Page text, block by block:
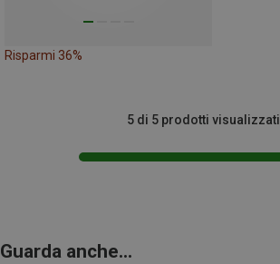
Risparmi 36%
5 di 5 prodotti visualizzati
Guarda anche...